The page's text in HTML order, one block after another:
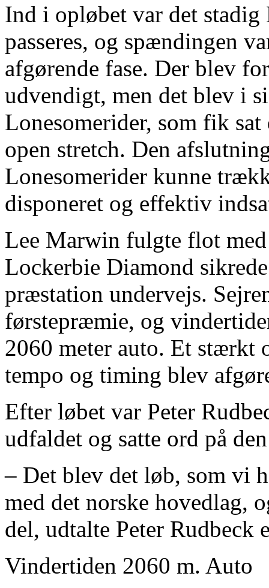
Ind i opløbet var det
passeres, og spændingen
afgørende fase. Der blev
udvendigt, men det blev i
Lonesomerider, som fik
open stretch. Den
Lonesomerider kunne
disponeret og effektiv
Lee Marwin fulgte flot
Lockerbie Diamond
præstation undervejs.
førstepræmie, og
2060 meter auto. Et
tempo og timing blev
Efter løbet var Peter
udfaldet og satte ord på
– Det blev det løb, som vi
med det norske hovedlag,
del, udtalte Peter Rudbeck
Vindertiden 2060 m. Auto